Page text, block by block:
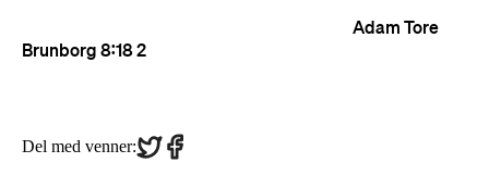
Del med venner:Share
on
Share
on